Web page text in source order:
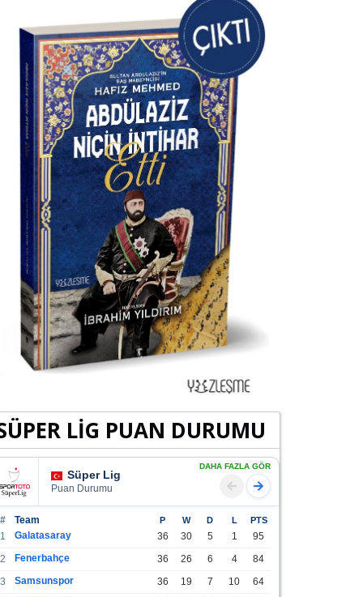
LİG PUAN DURUMU
Süper Lig
Puan Durumu
DAHA FAZLA GÖR
# Team P W D L PTS
1 Galatasaray 36 30 5 1
95
2
Fenerbahçe 36 26 6 4
84
3
Samsunspor 36 19 7 10
64